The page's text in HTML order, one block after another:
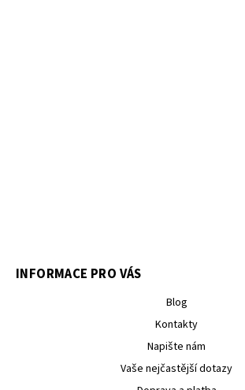
INFORMACE PRO VÁS
Blog
Kontakty
Napište nám
Vaše nejčastější dotazy